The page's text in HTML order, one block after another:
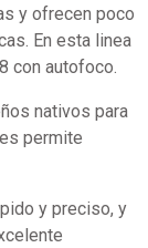
y ofrecen poco
En esta linea
con autofoco.
nativos para
permite
y preciso, y